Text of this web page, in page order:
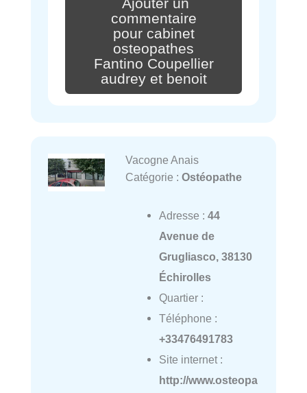
Ajouter un
commentaire
pour cabinet
osteopathes
Fantino Coupellier
audrey et benoit
Vacogne Anais
Catégorie : Ostéopathe
Adresse : 44
Avenue de
Grugliasco, 38130
Échirolles
Quartier :
Téléphone :
+33476491783
Site internet :
http://www.osteopa